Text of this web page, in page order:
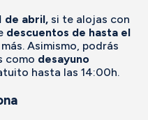
de abril, si te alojas con
descuentos de hasta el
Asimismo, podrás
como desayuno
hasta las 14:00h.